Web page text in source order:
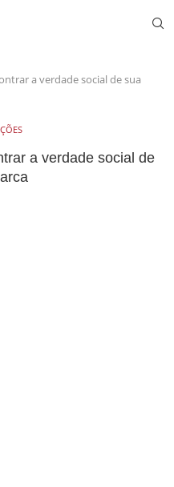
a verdade social de sua
a verdade social de